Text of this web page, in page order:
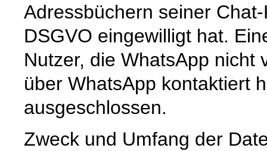
Adressbüchern seiner
DSGVO eingewilligt hat.
Nutzer, die WhatsApp nicht
über WhatsApp kontaktiert
ausgeschlossen.
Zweck und Umfang der